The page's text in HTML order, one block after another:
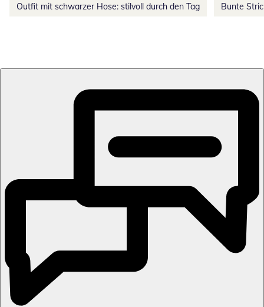
Outfit mit schwarzer Hose: stilvoll durch den Tag Bunte